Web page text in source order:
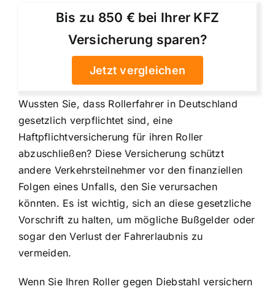
Bis zu 850 € bei Ihrer KFZ
Versicherung sparen?
Jetzt vergleichen
Wussten Sie, dass Rollerfahrer in Deutschland
gesetzlich verpflichtet sind, eine
Haftpflichtversicherung für ihren Roller
abzuschließen? Diese Versicherung schützt
andere Verkehrsteilnehmer vor den finanziellen
Folgen eines Unfalls, den Sie verursachen
könnten. Es ist wichtig, sich an diese gesetzliche
Vorschrift zu halten, um mögliche Bußgelder oder
sogar den Verlust der Fahrerlaubnis zu
vermeiden.
Wenn Sie Ihren Roller gegen Diebstahl versichern